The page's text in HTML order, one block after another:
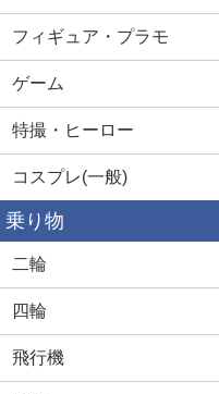
フィギュア・プラモ
ゲーム
特撮・ヒーロー
コスプレ(一般)
乗り物
二輪
四輪
飛行機